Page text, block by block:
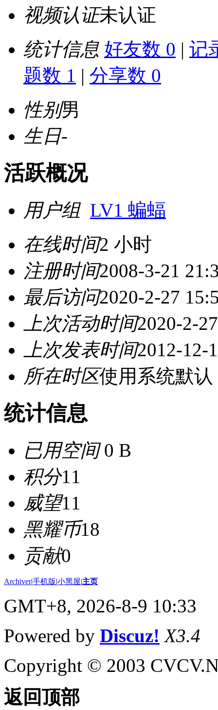
视频认证未认证
统计信息 好友数 0 | 记
题数 1 | 分享数 0
性别男
生日-
活跃概况
用户组 LV1 蝙蝠
在线时间2 小时
注册时间2008-3-21
最后访问2020-2-27
上次活动时间2020-2-
上次发表时间2012-12-
所在时区使用系统默认
统计信息
已用空间0 B
积分11
威望11
黑耀币18
贡献0
Archiver|手机版|小黑屋|主页
GMT+8, 2026-8-9 10:33
Powered by Discuz! X3.4
Copyright © 2003
返回顶部